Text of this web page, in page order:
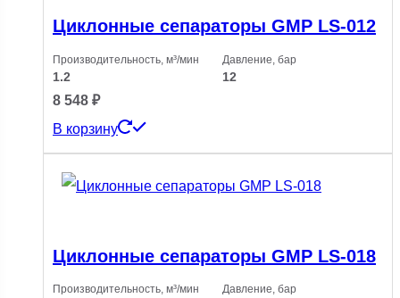
Циклонные сепараторы GMP LS-012
Производительность, м³/мин
1.2
Давление, бар
12
8 548 ₽
В корзину
Циклонные сепараторы GMP LS-018
Производительность, м³/мин Давление, бар